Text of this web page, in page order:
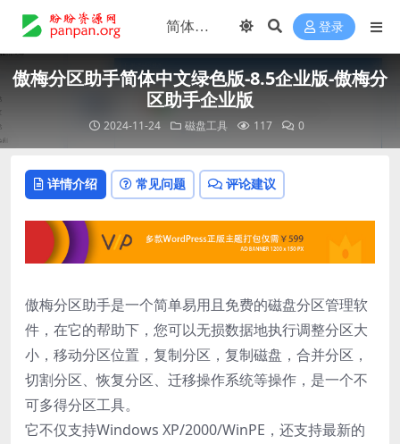
登录
傲梅分区助手简体中文绿色版-8.5企业版-傲梅分
区助手企业版
2024-11-24 磁盘工具 117 0
详情介绍 常见问题 评论建议
傲梅分区助手是一个简单易用且免费的磁盘分区管理软
件，在它的帮助下，您可以无损数据地执行调整分区大
小，移动分区位置，复制分区，复制磁盘，合并分区，
切割分区、恢复分区、迁移操作系统等操作，是一个不
可多得分区工具。
它不仅支持Windows XP/2000/WinPE，还支持最新的